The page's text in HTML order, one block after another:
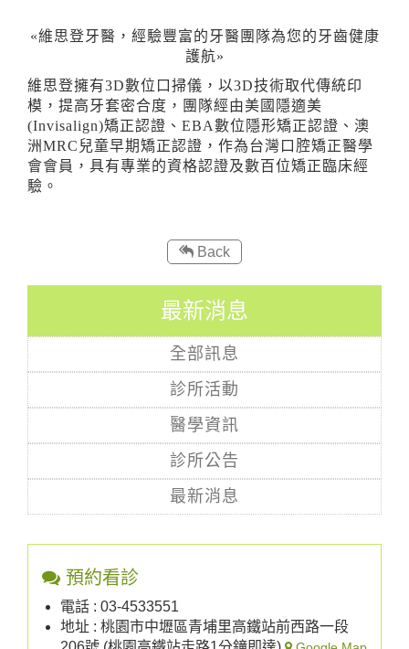
«維思登牙醫，經驗豐富的牙醫團隊為您的牙齒健康
護航»
維思登擁有3D數位口掃儀，以3D技術取代傳統印
模，提高牙套密合度，團隊經由美國隱適美
(Invisalign)矯正認證、EBA數位隱形矯正認證、澳
洲MRC兒童早期矯正認證，作為台灣口腔矯正醫學
會會員，具有專業的資格認證及數百位矯正臨床經
驗。
Back
最新消息
全部訊息
診所活動
醫學資訊
診所公告
最新消息
預約看診
電話 : 03-4533551
地址 : 桃園市中壢區青埔里高鐵站前西路一段